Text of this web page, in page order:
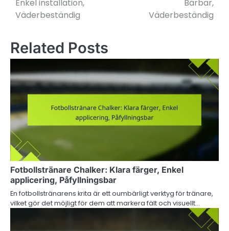
Enkel installation,
Väderbeständig
Bärbar,
Väderbeständig
Related Posts
Fotbollstränare Chalker: Klara färger, Enkel
applicering, Påfyllningsbar
En fotbollstränarens krita är ett oumbärligt verktyg för tränare,
vilket gör det möjligt för dem att markera fält och visuellt…